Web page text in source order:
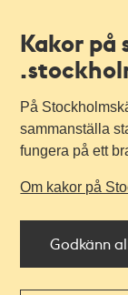
Kakor på
På
sammanställa
fungera på ett
Om kakor på
Godkänn